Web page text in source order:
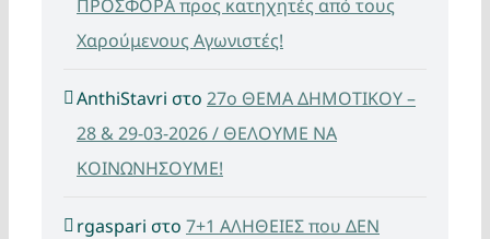
ΠΡΟΣΦΟΡΑ προς κατηχητές από τους
Χαρούμενους Αγωνιστές!
AnthiStavri στο 27ο ΘΕΜΑ ΔΗΜΟΤΙΚΟΥ –
28 & 29-03-2026 / ΘΕΛΟΥΜΕ ΝΑ
ΚΟΙΝΩΝΗΣΟΥΜΕ!
rgaspari στο 7+1 ΑΛΗΘΕΙΕΣ που ΔΕΝ